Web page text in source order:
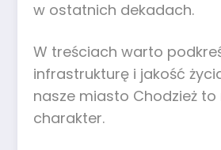
w ostatnich dekadach.
W treściach warto
infrastrukturę i jakość
nasze miasto Chodzież
charakter.